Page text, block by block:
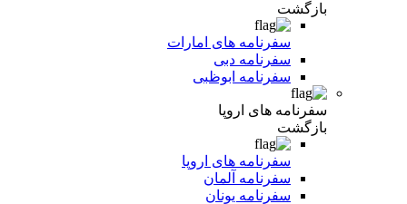
بازگشت
سفرنامه های امارات
سفرنامه دبی
سفرنامه ابوظبی
سفرنامه های اروپا
بازگشت
سفرنامه های اروپا
سفرنامه آلمان
سفرنامه یونان